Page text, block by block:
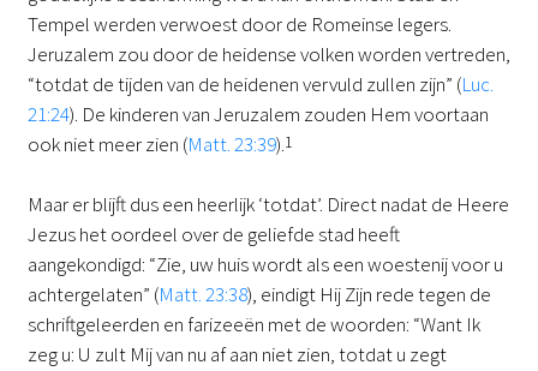
Tempel werden verwoest door de Romeinse legers.
Jeruzalem zou door de heidense volken worden vertreden,
“totdat de tijden van de heidenen vervuld zullen zijn” (Luc.
21:24). De kinderen van Jeruzalem zouden Hem voortaan
ook niet meer zien (Matt. 23:39).1
Maar er blijft dus een heerlijk ‘totdat’. Direct nadat de Heere
Jezus het oordeel over de geliefde stad heeft
aangekondigd: “Zie, uw huis wordt als een woestenij voor u
achtergelaten” (Matt. 23:38), eindigt Hij Zijn rede tegen de
schriftgeleerden en farizeeën met de woorden: “Want Ik
zeg u: U zult Mij van nu af aan niet zien, totdat u zegt